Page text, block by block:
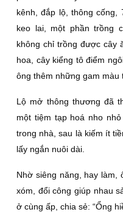
kênh, đắp lộ, thông cống,
keo lai, một phần trồng
không chỉ trồng được cây
hoa, cây kiểng tô điểm
ông thêm những gam màu
Lộ mở thông thương đã
một tiệm tạp hoá nho
trong nhà, sau là kiếm ít
lấy ngắn nuôi dài.
Nhờ siêng năng, hay làm,
xóm, đổi công giúp nhau
ở cùng ấp, chia sẻ: “Ổng